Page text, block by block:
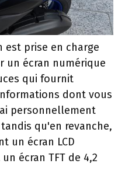
prise en charge
un écran numérique
qui fournit
dont vous
personnellement
qu'en revanche,
un écran LCD
écran TFT de 4,2